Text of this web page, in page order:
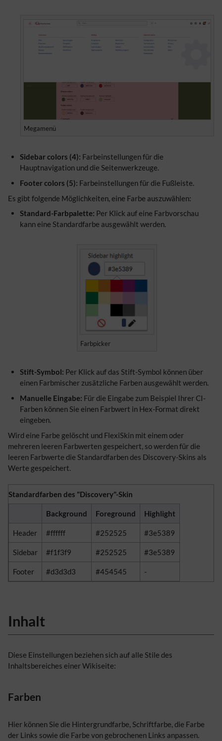
Megamenü
Sidebar colors (4): Farbeinstellungen für die
Hauptnavigation und die Seitenwerkzeuge.
Footer colors (5): Farbeinstellungen für die Fußleiste.
Es gibt folgende Möglichkeiten, eine Farbe auszuwählen:
Standard-Farbpalette: Per Klick auf eine Farbvorschau
kann eine Standardfarbe ausgewählt werden.
Farbpicker
Stift-Symbol: Per Klick auf das Stift-Symbol können über
einen Farbmischer zusätzliche Farben ausgewählt werden.
Manuelle Eingabe: Für die Eingabe zum Beispiel Ihrer CI-
Farben können Sie einen Farbwert in Hex-Format direkt
eingeben.
Wird eine Farbe gelöscht und FlexiSkin mit einem oder
mehreren leeren Farbwerten gespeichert, so werden für die
leeren Farbwerte die Standardfarben des Discovery-Skins als
Werte gespeichert.
Standardfarben des "Discovery"-Skin
Background Foreground Highlight
Header #ffffff #252525 #3e5389
Sidebar #f1f3f9 #252525 #3e5389
Footer #d3d3d3 #454545 -
Inhalt
Diese Einstellungen beziehen sich auf alle Stile des
Inhaltsbereiches einer Wikiseite:
Farben
Hier können Sie die Hintergrundfarbe, Schriftfarbe, die Farbe
der Links sowie die Farbe von gebrochenen Links anpassen.